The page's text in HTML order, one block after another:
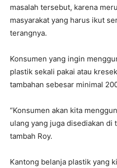
masalah tersebut, karena
masyarakat yang harus ikut
terangnya.
Konsumen yang ingin
plastik sekali pakai atau
tambahan sebesar minimal
“Konsumen akan kita
ulang yang juga disediakan di
tambah Roy.
Kantong belanja plastik yang